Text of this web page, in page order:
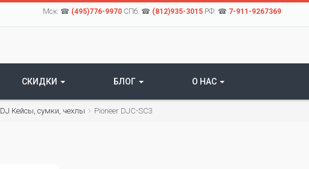
Мск: ☎ (495)776-9970СПб: ☎ (812)935-3015РФ: ☎ 7-911-9267369
СКИДКИ БЛОГ О НАС
DJ Кейсы, сумки, чехлы Pioneer DJC-SC3